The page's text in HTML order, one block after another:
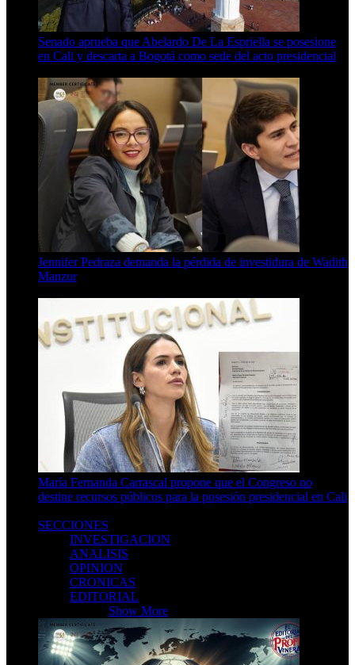
Senado aprueba que Abelardo De La Espriella se posesione
en Cali y descarta a Bogotá como sede del acto presidencial
Jennifer Pedraza demanda la pérdida de investidura de Wadith
Manzur
María Fernanda Carrascal propone que el Congreso no
destine recursos públicos para la posesión presidencial en Cali
SECCIONES
INVESTIGACION
ANALISIS
OPINION
CRONICAS
EDITORIAL
Show More